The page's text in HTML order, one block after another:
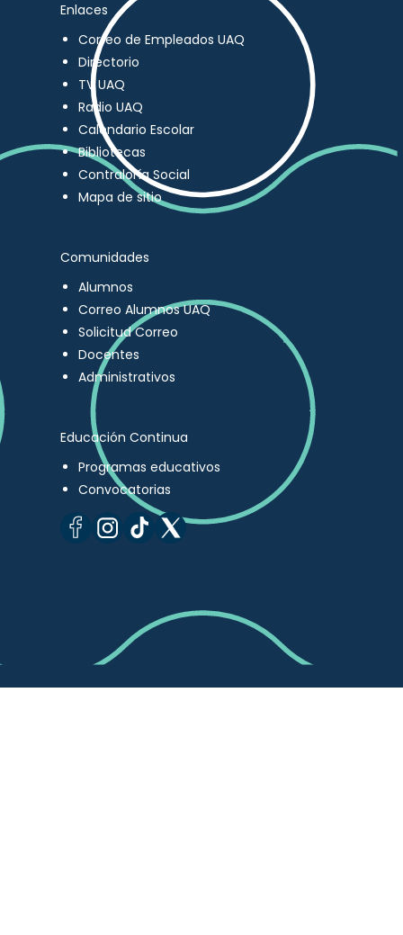
Enlaces
Correo de Empleados UAQ
Directorio
TV UAQ
Radio UAQ
Calendario Escolar
Bibliotecas
Contraloría Social
Mapa de sitio
Comunidades
Alumnos
Correo Alumnos UAQ
Solicitud Correo
Docentes
Administrativos
Educación Continua
Programas educativos
Convocatorias